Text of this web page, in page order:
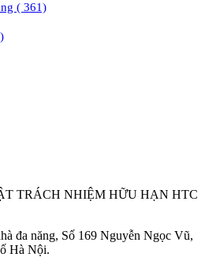
( 361)
TRÁCH NHIỆM HỮU HẠN HTC
đa năng, Số 169 Nguyễn Ngọc Vũ,
Hà Nội.